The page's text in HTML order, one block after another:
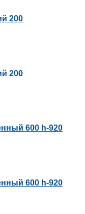
200
200
600 h-920
600 h-920